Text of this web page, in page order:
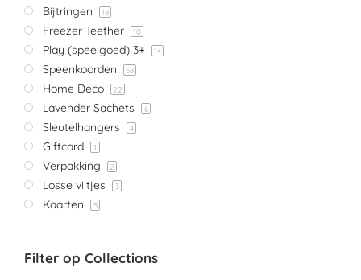
Bijtringen 18
Freezer Teether 10
Play (speelgoed) 3+ 14
Speenkoorden 58
Home Deco 22
Lavender Sachets 6
Sleutelhangers 4
Giftcard 1
Verpakking 2
Losse viltjes 3
Kaarten 5
Filter op Collections